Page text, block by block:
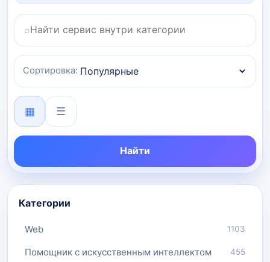
Поиск по категории
⌕
Сортировка:
▦ ☰
Найти
Категории
Web 1103
Помощник с искусственным интеллектом 455